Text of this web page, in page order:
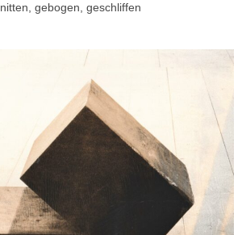
gebogen, geschliffen